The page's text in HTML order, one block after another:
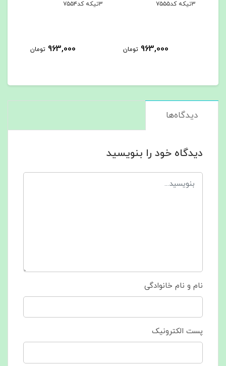
تومان تومان
دیدگاه‌ها
دیدگاه خود را بنویسید
نام و نام خانوادگی
پست الکترونیک